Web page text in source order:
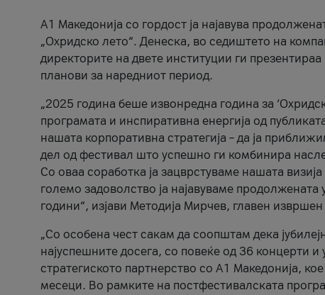
A1 Македонија со гордост ја најавува
„Охридско лето“. Денеска, во седиштето на
директорите на двете институции ги
планови за наредниот период.
„2025 година беше извонредна година за
програмата и инспиративна енергија од
нашата корпоративна стратегија – да ја
дел од фестивал што успешно ги комбинира
Со оваа соработка ја зацврстуваме нашата
големо задоволство ја најавуваме
години“, изјави Методија Мирчев, главен
„Со особена чест сакам да соопштам дека
најуспешните досега, со повеќе од 36 концерти
стратегиското партнерство со А1 Македонија,
месеци. Во рамките на постфестивалската